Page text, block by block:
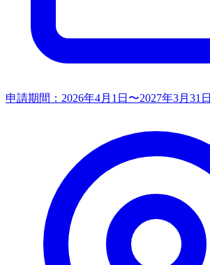
申請期間： 2026年4月1日〜2027年3月31日